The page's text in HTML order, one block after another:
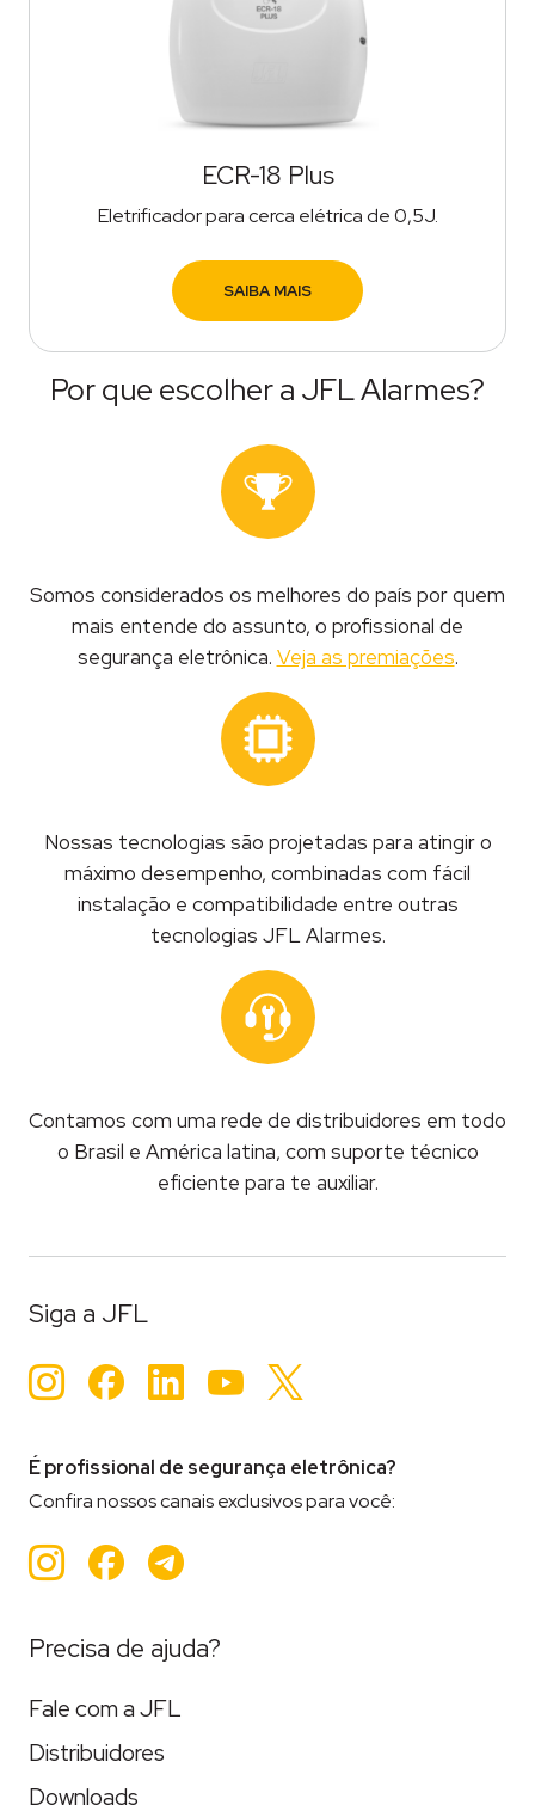
ECR-18 Plus
Eletrificador para cerca elétrica de 0,5J.
SAIBA MAIS
Por que escolher a JFL Alarmes?
Somos considerados os melhores do país por quem
mais entende do assunto, o profissional de
segurança eletrônica. Veja as premiações.
Nossas tecnologias são projetadas para atingir o
máximo desempenho, combinadas com fácil
instalação e compatibilidade entre outras
tecnologias JFL Alarmes.
Contamos com uma rede de distribuidores em todo
o Brasil e América latina, com suporte técnico
eficiente para te auxiliar.
Siga a JFL
Instagram
Facebook
LinkedInYouTube
É profissional de segurança eletrônica?
Confira nossos canais exclusivos para você:
Instagram
Facebook
Teleram
Precisa de ajuda?
Fale com a JFL
Distribuidores
Downloads